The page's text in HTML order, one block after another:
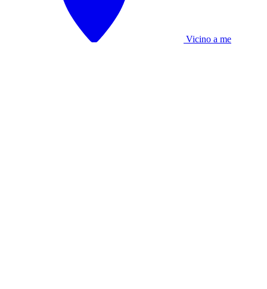
Vicino a me